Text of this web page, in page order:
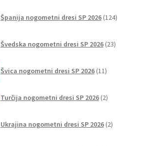
Španija nogometni dresi SP 2026 124izdelkov
Švedska nogometni dresi SP 2026 23izdelkov
Švica nogometni dresi SP 2026 11izdelkov
Turčija nogometni dresi SP 2026 2izdelka
Ukrajina nogometni dresi SP 2026 2izdelka